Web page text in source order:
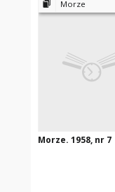
Morze
Morze. 1958, nr 7